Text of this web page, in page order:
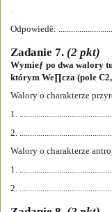
Odpowiedê:
Zadanie 7. (2 pkt)
Wymieƒ po dwa walory
którym We∏cza (pole
Walory o charakterze
1.
2.
Walory o charakterze
1.
2.